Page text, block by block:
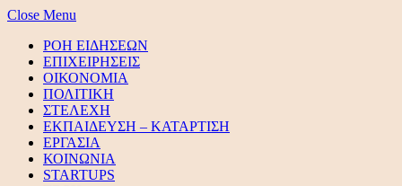
Close Menu
ΡΟΗ ΕΙΔΗΣΕΩΝ
ΕΠΙΧΕΙΡΗΣΕΙΣ
ΟΙΚΟΝΟΜΙΑ
ΠΟΛΙΤΙΚΗ
ΣΤΕΛΕΧΗ
ΕΚΠΑΙΔΕΥΣΗ – ΚΑΤΑΡΤΙΣΗ
ΕΡΓΑΣΙΑ
ΚΟΙΝΩΝΙΑ
STARTUPS